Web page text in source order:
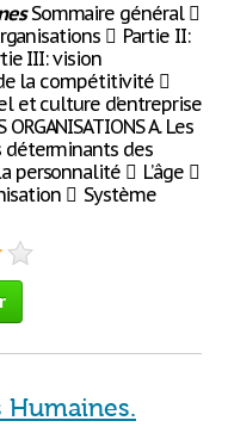
Sommaire général 
 Partie II:
III: vision
la compétitivité 
et culture d’entreprise
A. Les
des
personnalité  L’âge 
 Système
Humaines.